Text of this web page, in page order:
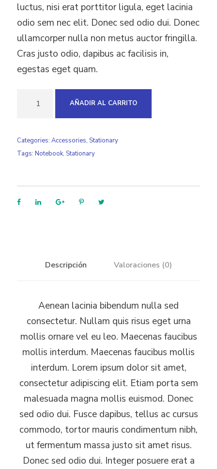
luctus, nisi erat porttitor ligula, eget lacinia
odio sem nec elit. Donec sed odio dui. Donec
ullamcorper nulla non metus auctor fringilla.
Cras justo odio, dapibus ac facilisis in,
egestas eget quam.
G
r
e
n
AÑADIR AL CARRITO
Categories: Accessories, Stationary
Tags: Notebook, Stationary
Descripción Valoraciones (0)
Aenean lacinia bibendum nulla sed
consectetur. Nullam quis risus eget urna
mollis ornare vel eu leo. Maecenas faucibus
mollis interdum. Maecenas faucibus mollis
interdum. Lorem ipsum dolor sit amet,
consectetur adipiscing elit. Etiam porta sem
malesuada magna mollis euismod. Donec
sed odio dui. Fusce dapibus, tellus ac cursus
commodo, tortor mauris condimentum nibh,
ut fermentum massa justo sit amet risus.
Donec sed odio dui. Integer posuere erat a